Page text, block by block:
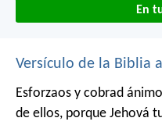
En
Versículo de la Biblia
Esforzaos y cobrad
de ellos, porque Jehová